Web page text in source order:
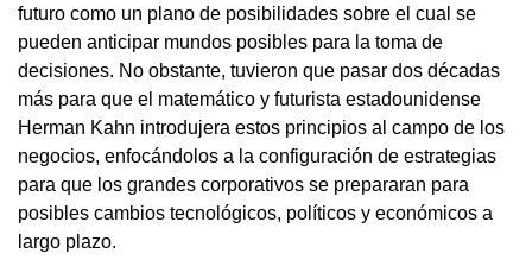
futuro como un plano de posibilidades sobre el cual se
pueden anticipar mundos posibles para la toma de
decisiones. No obstante, tuvieron que pasar dos décadas
más para que el matemático y futurista estadounidense
Herman Kahn introdujera estos principios al campo de los
negocios, enfocándolos a la configuración de estrategias
para que los grandes corporativos se prepararan para
posibles cambios tecnológicos, políticos y económicos a
largo plazo.